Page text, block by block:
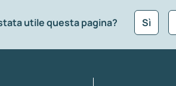
utile questa pagina? Sì